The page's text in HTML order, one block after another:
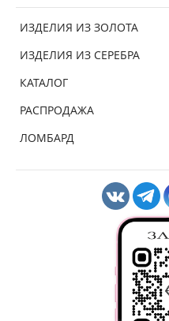
ИЗДЕЛИЯ ИЗ ЗОЛОТА
ИЗДЕЛИЯ ИЗ СЕРЕБРА
КАТАЛОГ
РАСПРОДАЖА
ЛОМБАРД